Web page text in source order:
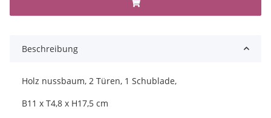
Beschreibung
Holz nussbaum, 2 Türen, 1 Schublade,
B11 x T4,8 x H17,5 cm